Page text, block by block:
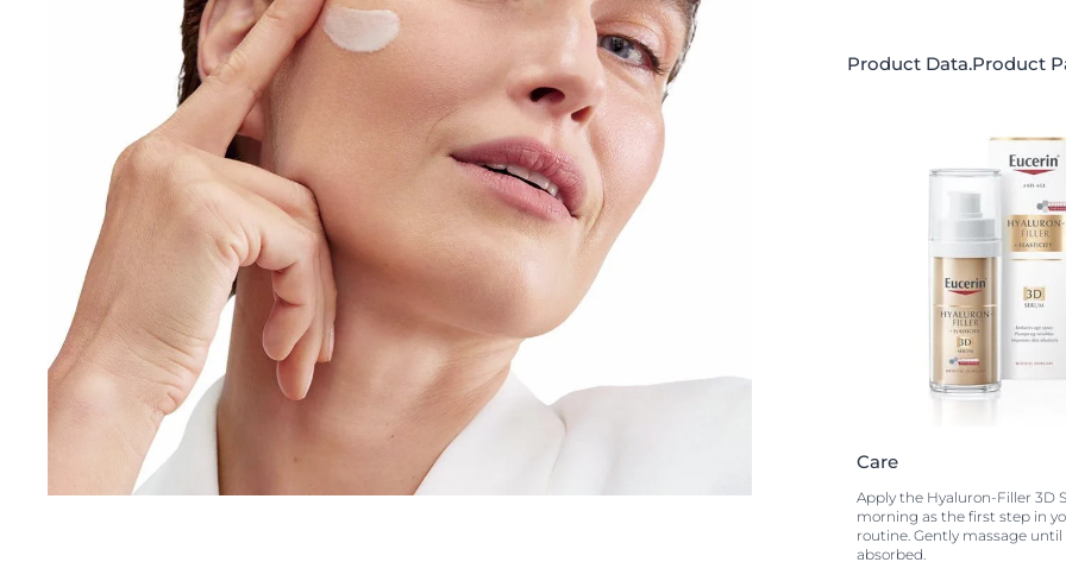
**Scor îmbunătățit prin autoevaluare în studiu clinic pe parcursul a 4
săptămâni cu 43 de voluntari.
Product Data.Product
Care
Apply the Hyaluron-Filler 3D
morning as the first step in
routine. Gently massage until
absorbed.